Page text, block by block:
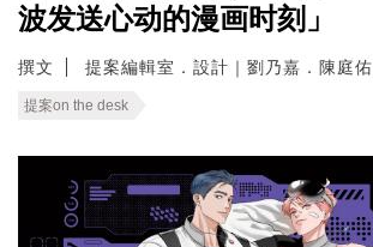
波发送心动的漫画时刻」
撰文 提案編輯室．設計｜劉乃嘉．陳庭佑
提案on the desk